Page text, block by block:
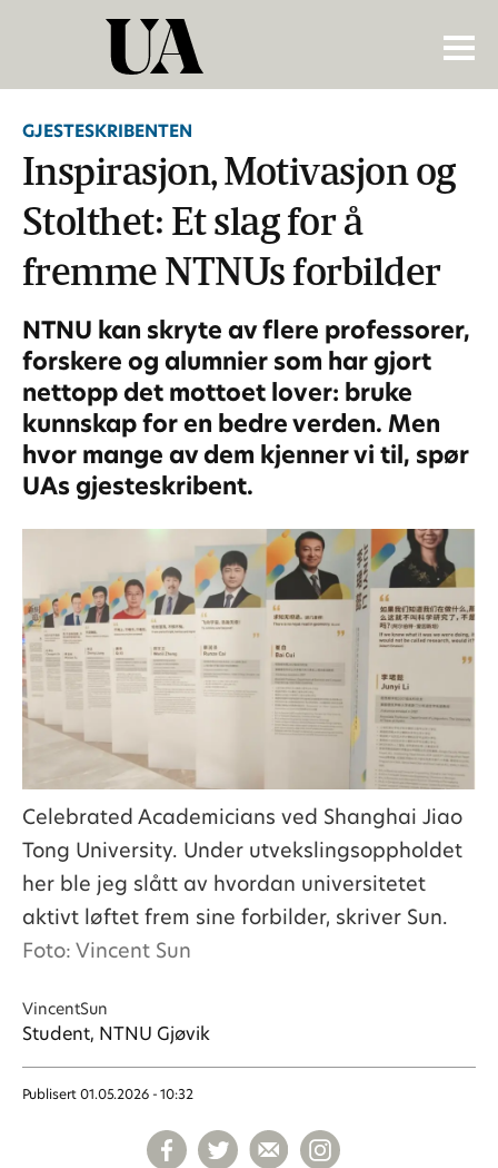
GJESTESKRIBENTEN
Inspirasjon, Motivasjon og
Stolthet: Et slag for å
fremme NTNUs forbilder
NTNU kan skryte av flere professorer,
forskere og alumnier som har gjort
nettopp det mottoet lover: bruke
kunnskap for en bedre verden. Men
hvor mange av dem kjenner vi til, spør
UAs gjesteskribent.
Celebrated Academicians ved Shanghai Jiao
Tong University. Under utvekslingsoppholdet
her ble jeg slått av hvordan universitetet
aktivt løftet frem sine forbilder, skriver Sun.
Foto: Vincent Sun
VincentSun
Student, NTNU Gjøvik
Publisert 01.05.2026 - 10:32